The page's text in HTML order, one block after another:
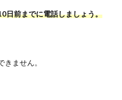
日前までに電話しましょう。
きません。